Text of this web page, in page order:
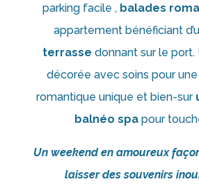
parking facile , balades
appartement bénéficiant
terrasse donnant sur le port.
décorée avec soins pour
romantique unique et bien-sur
balnéo spapour
Un weekend en amoureux
laisser des souvenirs